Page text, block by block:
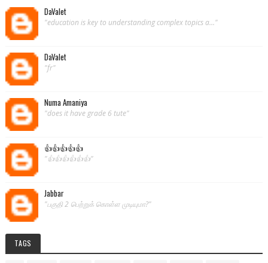
DaValet
"education is key to understanding complex topics a..."
DaValet
"fr"
Numa Amaniya
"does it have grade 6 tute"
👍👍👍👍👍
"👍👍👍👍👍👍"
Jabbar
"பகுதி 2 பெற்றுக் கொள்ள முடியுமா?"
TAGS